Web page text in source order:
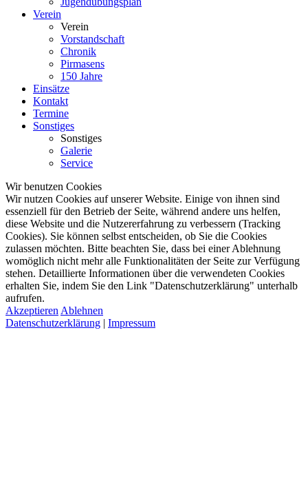
Verein
Verein
Vorstandschaft
Chronik
Pirmasens
150 Jahre
Einsätze
Kontakt
Termine
Sonstiges
Sonstiges
Galerie
Service
Wir benutzen Cookies
Wir nutzen Cookies auf unserer Website. Einige von ihnen sind
essenziell für den Betrieb der Seite, während andere uns helfen,
diese Website und die Nutzererfahrung zu verbessern (Tracking
Cookies). Sie können selbst entscheiden, ob Sie die Cookies
zulassen möchten. Bitte beachten Sie, dass bei einer Ablehnung
womöglich nicht mehr alle Funktionalitäten der Seite zur Verfügung
stehen. Detaillierte Informationen über die verwendeten Cookies
erhalten Sie, indem Sie den Link "Datenschutzerklärung" unterhalb
aufrufen.
Akzeptieren Ablehnen
Datenschutzerklärung | Impressum